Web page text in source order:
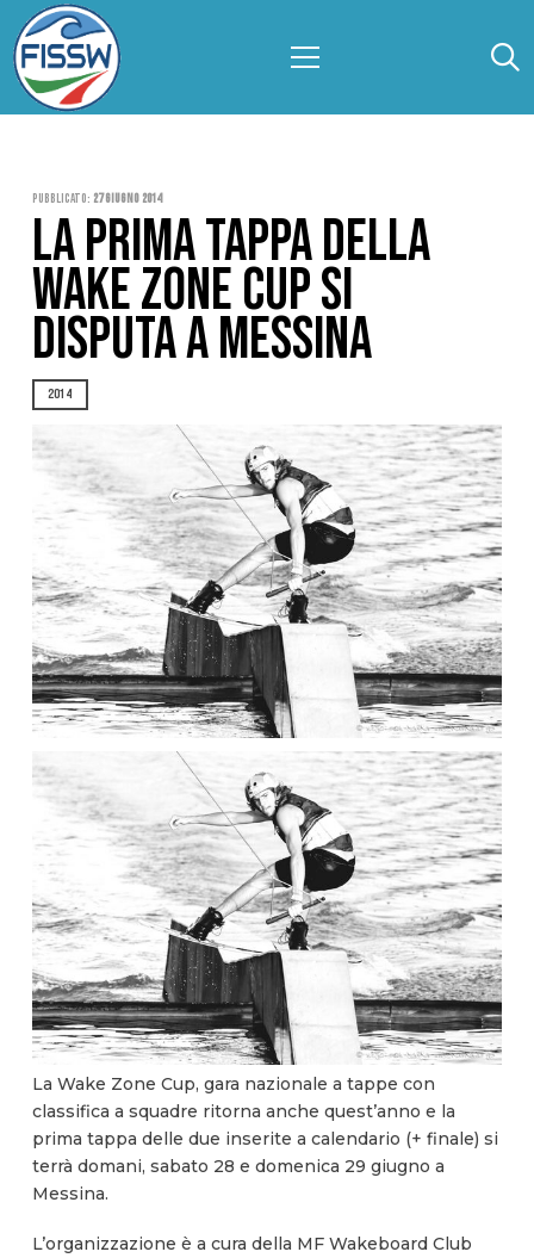
Pubblicato: 27 Giugno 2014
LA PRIMA TAPPA DELLA
WAKE ZONE CUP SI
DISPUTA A MESSINA
2014
La Wake Zone Cup, gara nazionale a tappe con
classifica a squadre ritorna anche quest’anno e la
prima tappa delle due inserite a calendario (+ finale) si
terrà domani, sabato 28 e domenica 29 giugno a
Messina.
L’organizzazione è a cura della MF Wakeboard Club